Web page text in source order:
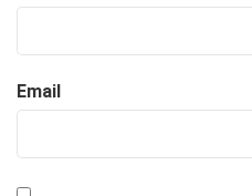
Email